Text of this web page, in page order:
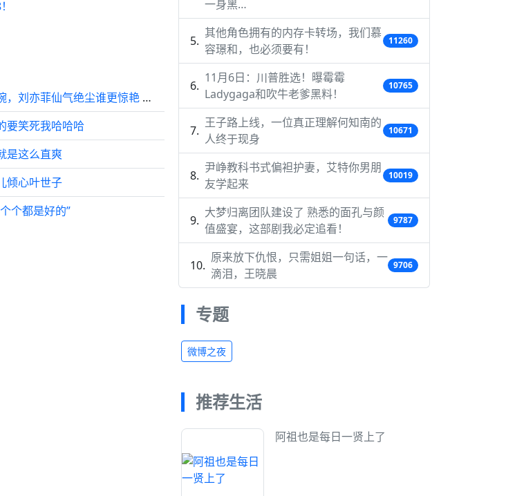
刘诗诗清冷温婉，刘亦菲仙气绝尘谁更惊艳 刘诗诗｜刘亦菲
要笑死我哈哈哈
是这么直爽
倾心叶世子
个都是好的”
一身黑…
其他角色拥有的内存卡转场，我们慕
容璟和，也必须要有！
11260
11月6日：川普胜选！曝霉霉
Ladygaga和吹牛老爹黑料！
10765
王子路上线，一位真正理解何知南的
人终于现身
10671
尹峥教科书式偏袒护妻，艾特你男朋
友学起来
10019
大梦归离团队建设了 熟悉的面孔与颜
值盛宴，这部剧我必定追看！
9787
原来放下仇恨，只需姐姐一句话，一
滴泪，王晓晨
9706
专题
微博之夜
推荐生活
阿祖也是每日一贤上了